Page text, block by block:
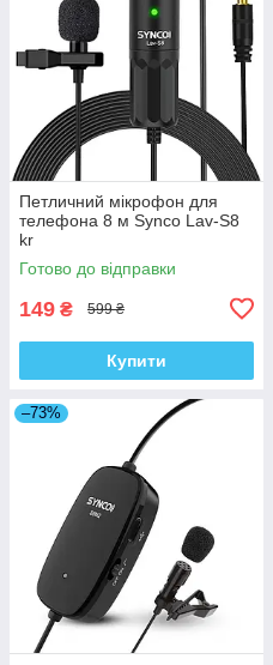
Петличний мікрофон для
телефона 8 м Synco Lav-S8
kr
Готово до відправки
149 ₴ 599 ₴
Купити
–73%